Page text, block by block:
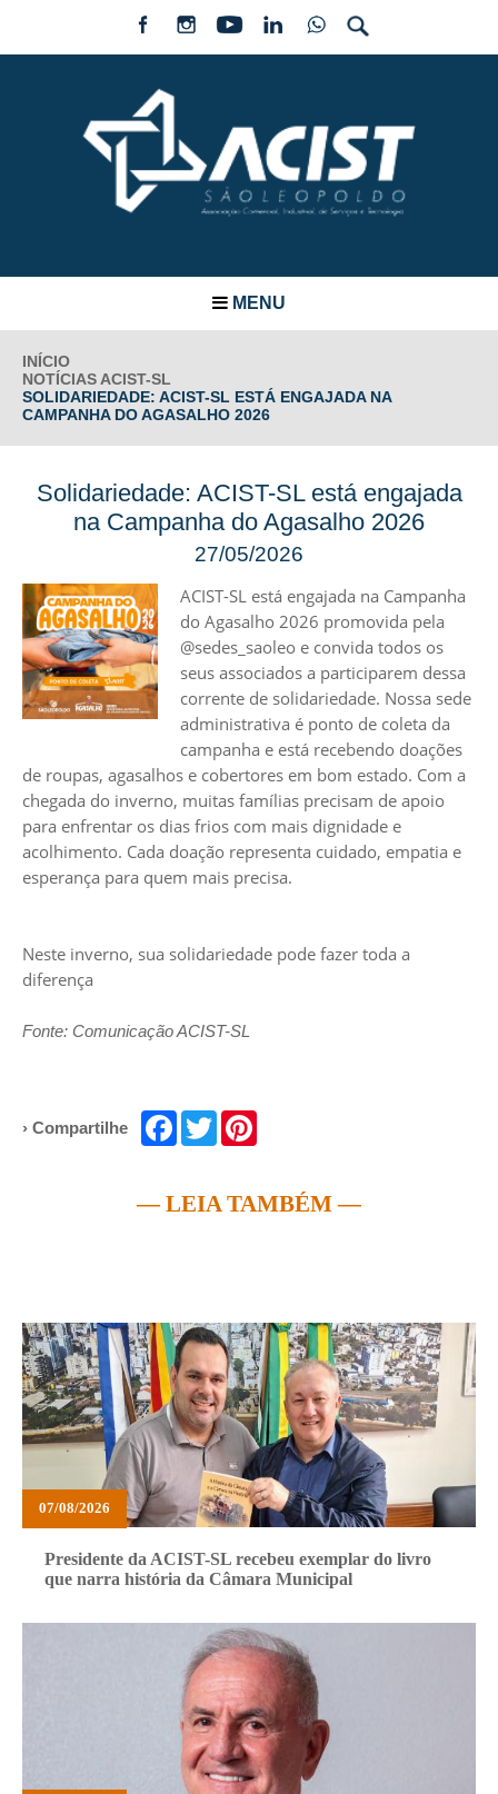
MENU
INÍCIO
NOTÍCIAS ACIST-SL
SOLIDARIEDADE: ACIST-SL ESTÁ ENGAJADA NA
CAMPANHA DO AGASALHO 2026
Solidariedade: ACIST-SL está engajada
na Campanha do Agasalho 2026
27/05/2026
ACIST-SL está engajada na Campanha
do Agasalho 2026 promovida pela
@sedes_saoleo e convida todos os
seus associados a participarem dessa
corrente de solidariedade. Nossa sede
administrativa é ponto de coleta da
campanha e está recebendo doações
de roupas, agasalhos e cobertores em bom estado. Com a
chegada do inverno, muitas famílias precisam de apoio
para enfrentar os dias frios com mais dignidade e
acolhimento. Cada doação representa cuidado, empatia e
esperança para quem mais precisa.
Neste inverno, sua solidariedade pode fazer toda a
diferença
Fonte: Comunicação ACIST-SL
› Compartilhe Facebook
Twitter
— LEIA TAMBÉM —
07/08/2026
Presidente da ACIST-SL recebeu exemplar do livro
que narra história da Câmara Municipal